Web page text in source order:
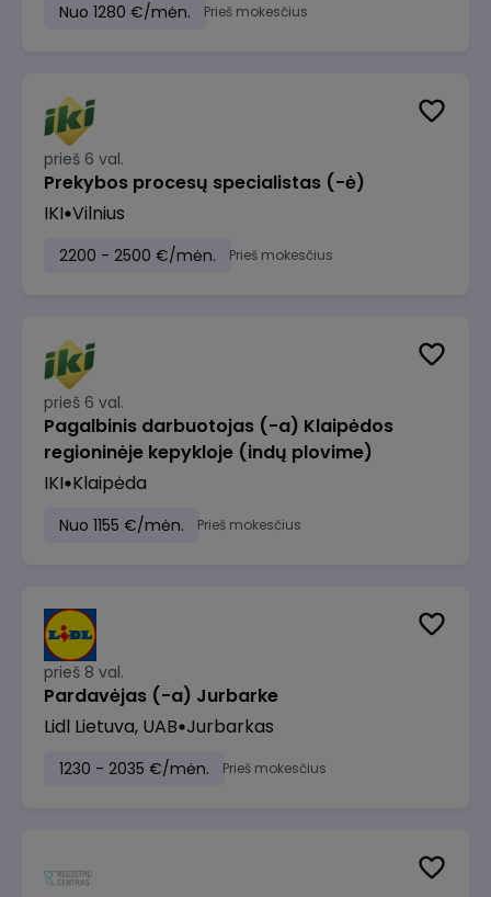
Nuo 1280 €/mėn. Prieš mokesčius
prieš 6 val.
Prekybos procesų specialistas (-ė)
IKI Vilnius
2200 - 2500 €/mėn. Prieš mokesčius
prieš 6 val.
Pagalbinis darbuotojas (-a) Klaipėdos
regioninėje kepykloje (indų plovime)
IKI Klaipėda
Nuo 1155 €/mėn. Prieš mokesčius
prieš 8 val.
Pardavėjas (-a) Jurbarke
Lidl Lietuva, UAB Jurbarkas
1230 - 2035 €/mėn. Prieš mokesčius